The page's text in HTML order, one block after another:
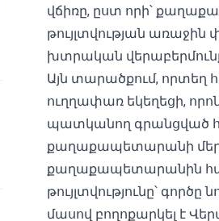
վճիռը, ըստ որի՝
թույլտվության
խտրական
Այն տարածքում, որտեղ
ուղղափառ եկեղեցի,
պատկանող գրանցված
քաղաքապետարանի
քաղաքապետարանին
թույլտվությունը՝
մասով բողոքարկել է